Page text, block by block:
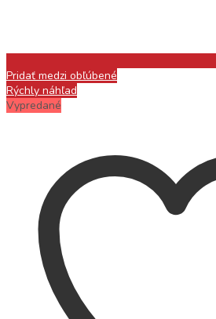
Pridať medzi obľúbené
Rýchly náhľad
Vypredané